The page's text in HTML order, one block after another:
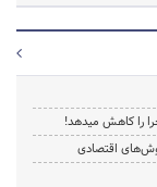
را کاهش میدهد!
اقتصادی